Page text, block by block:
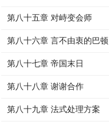
第八十五章 对峙变会师
第八十六章 言不由衷的巴顿
第八十七章 帝国末日
第八十八章 谢谢合作
第八十九章 法式处理方案